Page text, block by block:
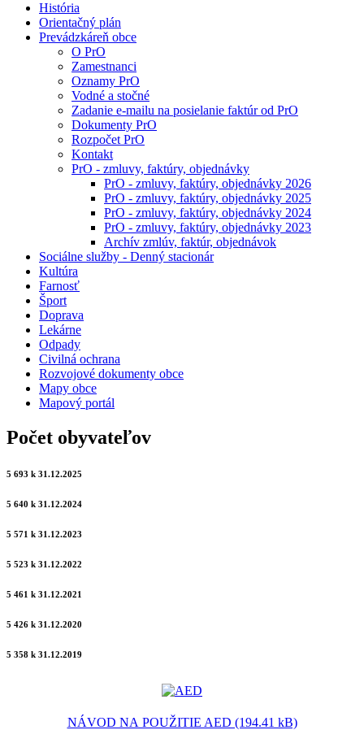
História
Orientačný plán
Prevádzkáreň obce
O PrO
Zamestnanci
Oznamy PrO
Vodné a stočné
Zadanie e-mailu na posielanie faktúr od PrO
Dokumenty PrO
Rozpočet PrO
Kontakt
PrO - zmluvy, faktúry, objednávky
PrO - zmluvy, faktúry, objednávky 2026
PrO - zmluvy, faktúry, objednávky 2025
PrO - zmluvy, faktúry, objednávky 2024
PrO - zmluvy, faktúry, objednávky 2023
Archív zmlúv, faktúr, objednávok
Sociálne služby - Denný stacionár
Kultúra
Farnosť
Šport
Doprava
Lekárne
Odpady
Civilná ochrana
Rozvojové dokumenty obce
Mapy obce
Mapový portál
Počet obyvateľov
5 693 k 31.12.2025
5 640 k 31.12.2024
5 571 k 31.12.2023
5 523 k 31.12.2022
5 461 k 31.12.2021
5 426 k 31.12.2020
5 358 k 31.12.2019
NÁVOD NA POUŽITIE AED (194.41 kB)